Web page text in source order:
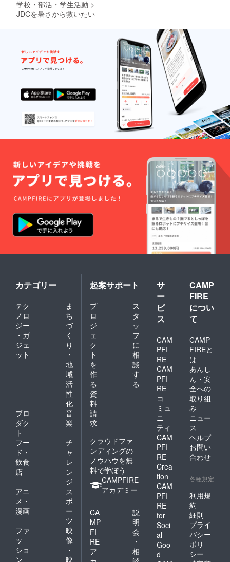
回が、1万円で扇風機
のアップグレードが、
の導入が、5万円で冷
風機の導入が 可能
になります。皆様の温
かいご支援、お待ちし
ております。
学校・部活・学生活動 >
JDCを暑さから救いたい
カテゴリー
テク
ノロ
ジー
・ガ
ジェ
ット
ま
ち
づ
く
り
・
地
域
活
性
化
プロ
ダク
ト
音
楽
フー
ド・
飲食
店
チ
ャ
レ
ン
ジ
アニ
メ・
漫画
ス
ポ
ー
ツ
ファ
ッ
ショ
ン
映
像
・
映
起案サポート
プ
ロ
ジ
ェ
ク
ト
を
作
る
ス
タ
ッ
フ
に
相
談
す
る
資
料
請
求
クラウドファ
ンディングの
ノウハウを無
料で学ぼう
CAMPFIRE
アカデミー
CA
MP
FI
RE
ア
説
明
会
・
相
サ
ー
ビ
ス
CAM
PFI
RE
CAM
PFI
RE
コ
ミュ
ニ
ティ
CAM
PFI
RE
Crea
tion
CAM
PFI
RE
for
Soci
al
Goo
d
CAMP
FIRE
につい
て
CAMP
FIREと
は
あんし
ん・安
全への
取り組
み
ニュー
ス
ヘルプ
お問い
合わせ
各種規定
利用規
約
細則
プライ
バシー
ポリ
シー